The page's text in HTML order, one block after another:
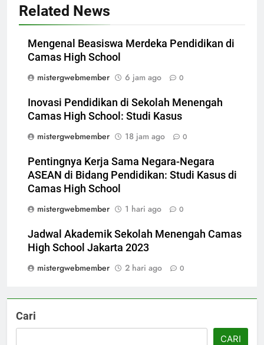
Related News
Mengenal Beasiswa Merdeka Pendidikan di
Camas High School
mistergwebmember
6 jam ago 0
Inovasi Pendidikan di Sekolah Menengah
Camas High School: Studi Kasus
mistergwebmember
18 jam ago 0
Pentingnya Kerja Sama Negara-Negara
ASEAN di Bidang Pendidikan: Studi Kasus di
Camas High School
mistergwebmember
1 hari ago 0
Jadwal Akademik Sekolah Menengah Camas
High School Jakarta 2023
mistergwebmember
2 hari ago 0
Cari
CARI